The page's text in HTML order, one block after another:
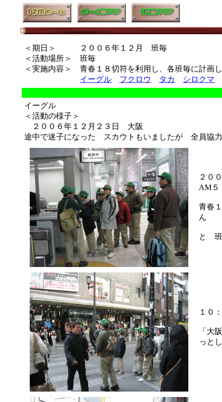
＜期日＞ ２００６年１２月 班毎
＜活動場所＞ 班毎
＜実施内容＞ 青春１８切符を利用し、各班毎に計画
イーグル
フクロウ タカ シロクマ
イーグル
＜活動の様子＞
２００６年１２月２３日 大阪
途中で迷子になった スカウトもいましたが 全員協力
２０
AM５
青春
ん
と 班
１０
「大
っと